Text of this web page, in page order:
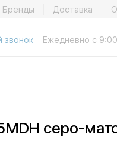
Бренды Доставка
звонок Ежедневно с
серо-